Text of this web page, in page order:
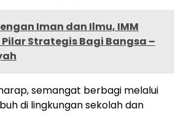
Iman dan Ilmu, IMM
Strategis Bagi Bangsa –
semangat berbagi melalui
di lingkungan sekolah dan